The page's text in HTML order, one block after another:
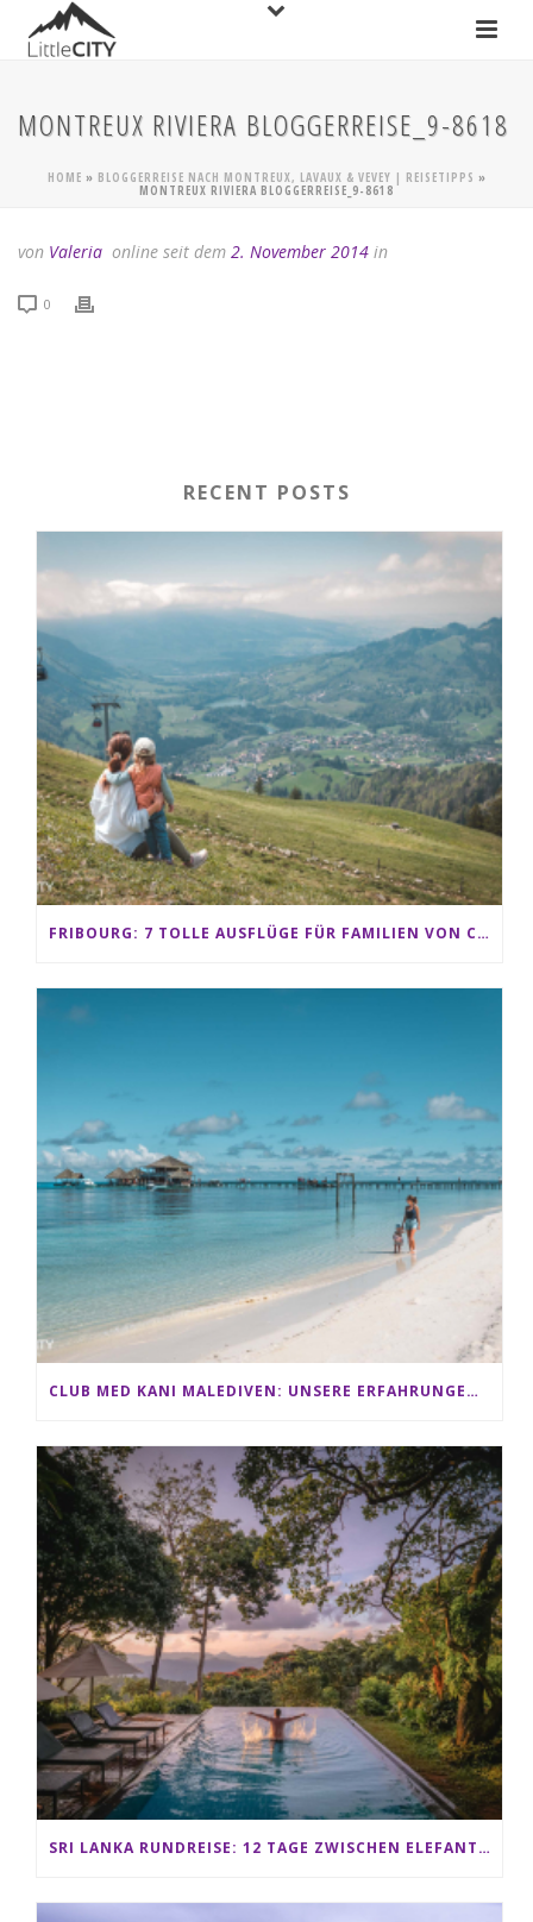
MONTREUX RIVIERA BLOGGERREISE_9-8618
HOME » BLOGGERREISE NACH MONTREUX, LAVAUX & VEVEY | REISETIPPS »
MONTREUX RIVIERA BLOGGERREISE_9-8618
von Valeria online seit dem 2. November 2014 in
0
RECENT POSTS
FRIBOURG: 7 TOLLE AUSFLÜGE FÜR FAMILIEN VON CHARMEY BIS LES PACCOTS
CLUB MED KANI MALEDIVEN: UNSERE ERFAHRUNGEN IM ALL-INCLUSIVE PARADIES
SRI LANKA RUNDREISE: 12 TAGE ZWISCHEN ELEFANTEN, TEEPLANTAGEN & STRAND ALS FAMILIE